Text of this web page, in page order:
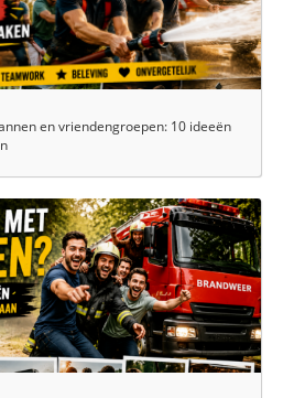
en vriendengroepen: 10 ideeën